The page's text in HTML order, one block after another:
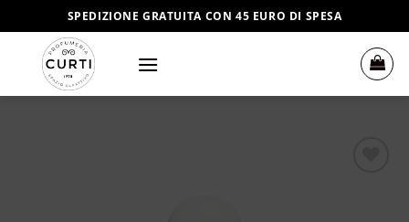
ai
contenuti
SPEDIZIONE GRATUITA CON 45 EURO DI SPESA